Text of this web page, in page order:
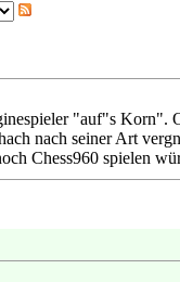
"auf"s
nach seiner Art
Chess960 spielen